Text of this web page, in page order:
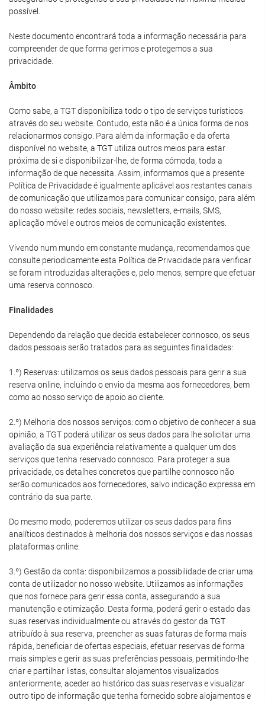
possível.
Neste documento encontrará toda a informação necessária para
compreender de que forma gerimos e protegemos a sua
privacidade.
Âmbito
Como sabe, a TGT disponibiliza todo o tipo de serviços turísticos
através do seu website. Contudo, esta não é a única forma de nos
relacionarmos consigo. Para além da informação e da oferta
disponível no website, a TGT utiliza outros meios para estar
próxima de si e disponibilizar-lhe, de forma cómoda, toda a
informação de que necessita. Assim, informamos que a presente
Política de Privacidade é igualmente aplicável aos restantes canais
de comunicação que utilizamos para comunicar consigo, para além
do nosso website: redes sociais, newsletters, e-mails, SMS,
aplicação móvel e outros meios de comunicação existentes.
Vivendo num mundo em constante mudança, recomendamos que
consulte periodicamente esta Política de Privacidade para verificar
se foram introduzidas alterações e, pelo menos, sempre que efetuar
uma reserva connosco.
Finalidades
Dependendo da relação que decida estabelecer connosco, os seus
dados pessoais serão tratados para as seguintes finalidades:
1.º) Reservas: utilizamos os seus dados pessoais para gerir a sua
reserva online, incluindo o envio da mesma aos fornecedores, bem
como ao nosso serviço de apoio ao cliente.
2.º) Melhoria dos nossos serviços: com o objetivo de conhecer a sua
opinião, a TGT poderá utilizar os seus dados para lhe solicitar uma
avaliação da sua experiência relativamente a qualquer um dos
serviços que tenha reservado connosco. Para proteger a sua
privacidade, os detalhes concretos que partilhe connosco não
serão comunicados aos fornecedores, salvo indicação expressa em
contrário da sua parte.
Do mesmo modo, poderemos utilizar os seus dados para fins
analíticos destinados à melhoria dos nossos serviços e das nossas
plataformas online.
3.º) Gestão da conta: disponibilizamos a possibilidade de criar uma
conta de utilizador no nosso website. Utilizamos as informações
que nos fornece para gerir essa conta, assegurando a sua
manutenção e otimização. Desta forma, poderá gerir o estado das
suas reservas individualmente ou através do gestor da TGT
atribuído à sua reserva, preencher as suas faturas de forma mais
rápida, beneficiar de ofertas especiais, efetuar reservas de forma
mais simples e gerir as suas preferências pessoais, permitindo-lhe
criar e partilhar listas, consultar alojamentos visualizados
anteriormente, aceder ao histórico das suas reservas e visualizar
outro tipo de informação que tenha fornecido sobre alojamentos e